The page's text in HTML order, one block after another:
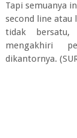
Tapi semuanya
second line atau
tidak bersatu,
mengakhiri
dikantornya.